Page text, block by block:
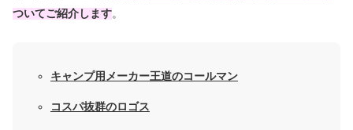
ついてご紹介します。
キャンプ用メーカー王道のコールマン
コスパ抜群のロゴス